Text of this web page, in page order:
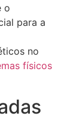
o
para a
no
físicos